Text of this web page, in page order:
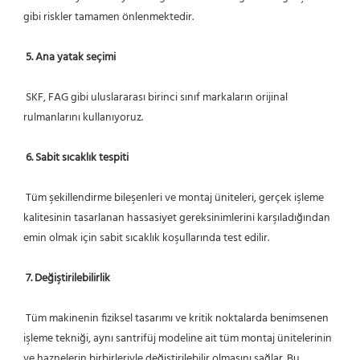
gibi riskler tamamen önlenmektedir.
5. Ana yatak seçimi
rulmanlarını kullanıyoruz.
6. Sabit sıcaklık tespiti
kalitesinin tasarlanan hassasiyet gereksinimlerini karşıladığından
emin olmak için sabit sıcaklık koşullarında test edilir.
7. Değiştirilebilirlik
işleme tekniği, aynı santrifüj modeline ait tüm montaj ünitelerinin